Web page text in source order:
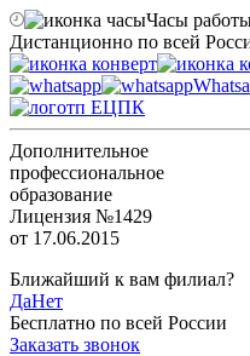
Часы
Дистанционно по всей
Дополнительное
профессиональное
образование
Лицензия №1429
от 17.06.2015
Ближайший к вам филиал?
ДаНет
Бесплатно по всей России
Заказать звонок